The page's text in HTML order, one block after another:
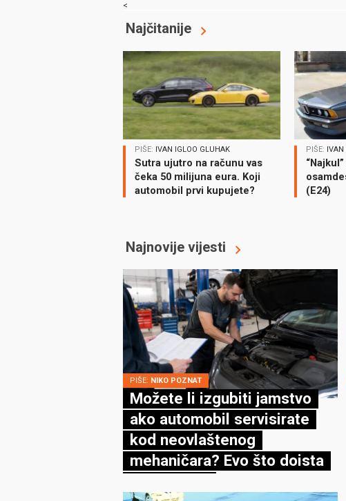
<
Najčitanije
PIŠE: IVAN IGLOO GLUHAK
Sutra ujutro na računu vas
čeka 50 milijuna eura. Koji
automobil prvi kupujete?
PIŠE: IVAN
(E24)
Najnovije vijesti
PIŠE: NIKO POZNAT
Možete li izgubiti jamstvo
ako automobil servisirate
kod neovlaštenog
mehaničara? Evo što doista